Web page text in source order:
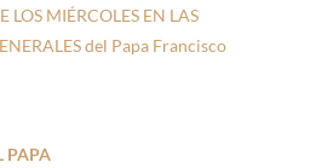
LOS MIÉRCOLES EN LAS
del Papa Francisco
PAPA